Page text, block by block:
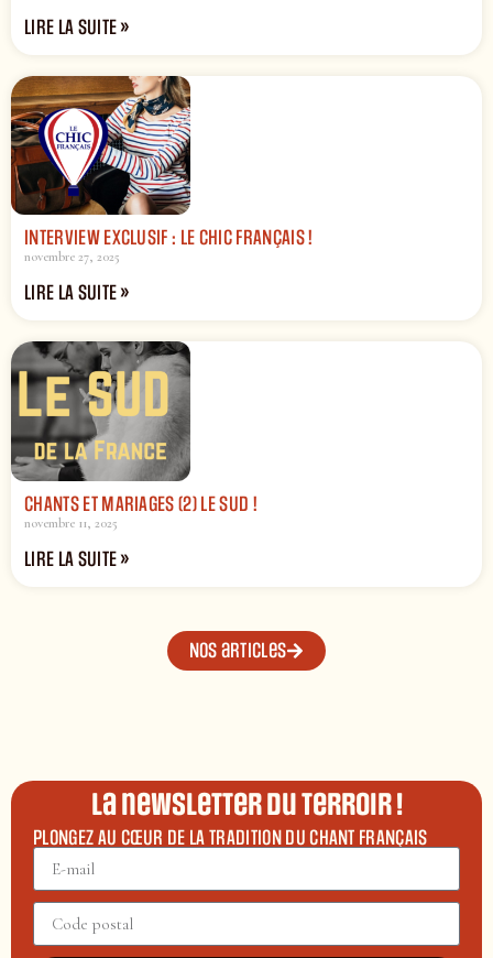
LIRE LA SUITE »
INTERVIEW EXCLUSIF : LE CHIC FRANÇAIS !
novembre 27, 2025
LIRE LA SUITE »
CHANTS ET MARIAGES (2) LE SUD !
novembre 11, 2025
LIRE LA SUITE »
Nos articles
La newsletter du terroir !
PLONGEZ AU CŒUR DE LA TRADITION DU CHANT FRANÇAIS